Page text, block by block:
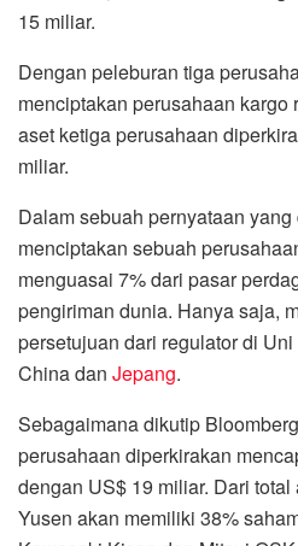
15 miliar.
Dengan peleburan tiga
menciptakan perusahaan
aset ketiga perusahaan
miliar.
Dalam sebuah pernyataan
menciptakan sebuah
menguasai 7% dari pasar
pengiriman dunia. Hanya saja,
persetujuan dari regulator di
China dan Jepang.
Sebagaimana dikutip
perusahaan diperkirakan
dengan US$ 19 miliar. Dari
Yusen akan memiliki 38%